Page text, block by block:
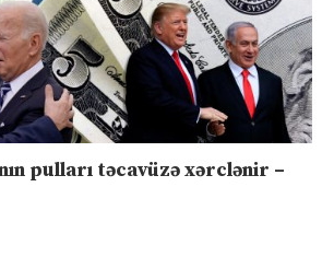
pulları təcavüzə xərclənir –